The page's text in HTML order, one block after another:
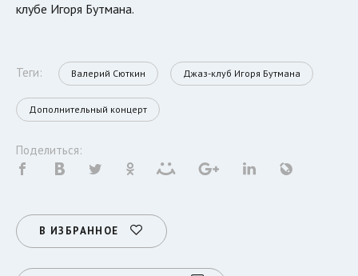
клубе Игоря Бутмана.
Теги: Валерий Сюткин Джаз-клуб Игоря Бутмана
Дополнительный концерт
Поделиться:
В ИЗБРАННОЕ